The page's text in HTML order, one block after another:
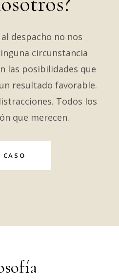
despacho no nos
circunstancia
las posibilidades que
resultado favorable.
Todos los
que merecen.